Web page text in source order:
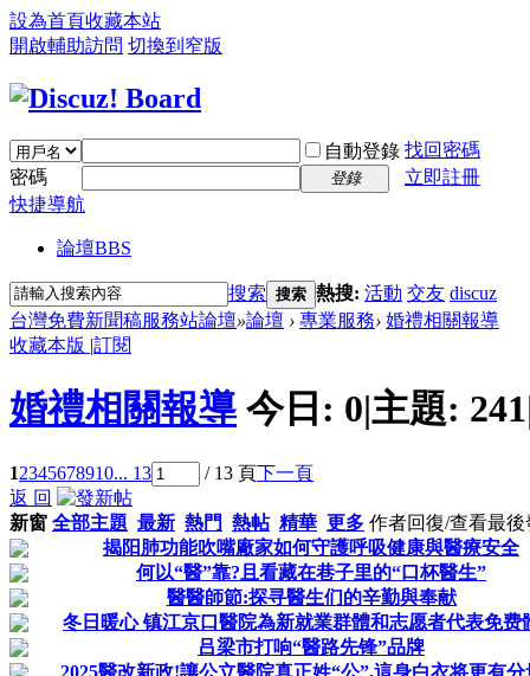
設為首頁收藏本站
開啟輔助訪問 切換到窄版
自動登錄 找回密碼
密碼
登錄
立即註冊
快捷導航
論壇BBS
搜索 搜索 熱搜: 活動 交友 discuz
台灣免費新聞稿服務站論壇»論壇 › 專業服務› 婚禮相關報導
收藏本版 |訂閱
婚禮相關報導 今日: 0|主題: 241
12345678910... 13 / 13 頁下一頁
返 回
新窗 全部主題 最新 熱門 熱帖 精華 更多 作者回復/查看最後
揭阳肺功能吹嘴廠家如何守護呼吸健康與醫療安全
何以“醫”靠?且看藏在巷子里的“口杯醫生”
醫醫師節:探寻醫生们的辛勤與奉献
冬日暖心 镇江京口醫院為新就業群體和志愿者代表免费
吕梁市打响“醫路先锋”品牌
2025醫改新政!讓公立醫院真正姓“公”,這身白衣将更有分